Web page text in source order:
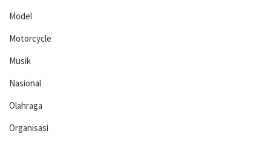
Model
Motorcycle
Musik
Nasional
Olahraga
Organisasi